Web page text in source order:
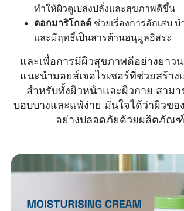
ทำให้ผิวดูเปล่งปลั่งและสุขภาพดีขึ้น
ดอกมาริโกลด์ ช่วยเรื่องการอักเสบ
และมีฤทธิ์เป็นสารต้านอนุมูลอิสระ
และเพื่อการมีผิวสุขภาพดีอย่างยาว
แนะนำมอยส์เจอไรเซอร์ที่ช่วยสร้าง
สำหรับทั้งผิวหน้าและผิวกาย สาม
บอบบางและแพ้ง่าย มั่นใจได้ว่าผิวข
อย่างปลอดภัยด้วยผลิตภัณ